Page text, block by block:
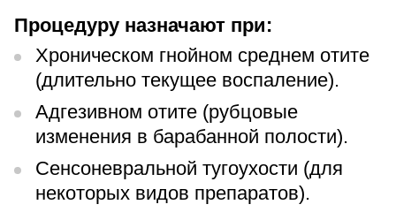
Версия для слабовидящих
Процедуру назначают при:
Хроническом гнойном среднем отите
(длительно текущее воспаление).
Адгезивном отите (рубцовые
изменения в барабанной полости).
Сенсоневральной тугоухости (для
некоторых видов препаратов).